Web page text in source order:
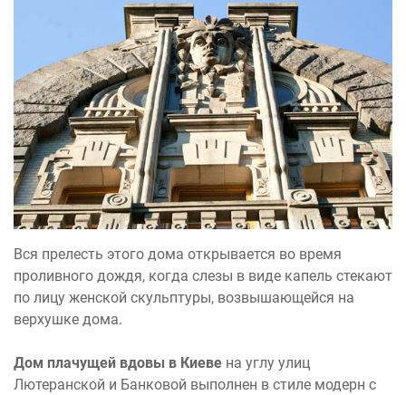
Вся прелесть этого дома открывается во время
проливного дождя, когда слезы в виде капель стекают
по лицу женской скульптуры, возвышающейся на
верхушке дома.
Дом плачущей вдовы в Киеве на углу улиц
Лютеранской и Банковой выполнен в стиле модерн с